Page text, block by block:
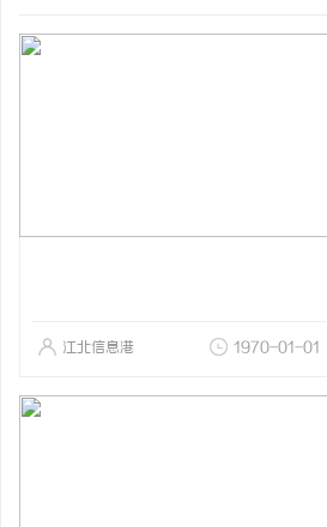
江北信息港 1970-01-01